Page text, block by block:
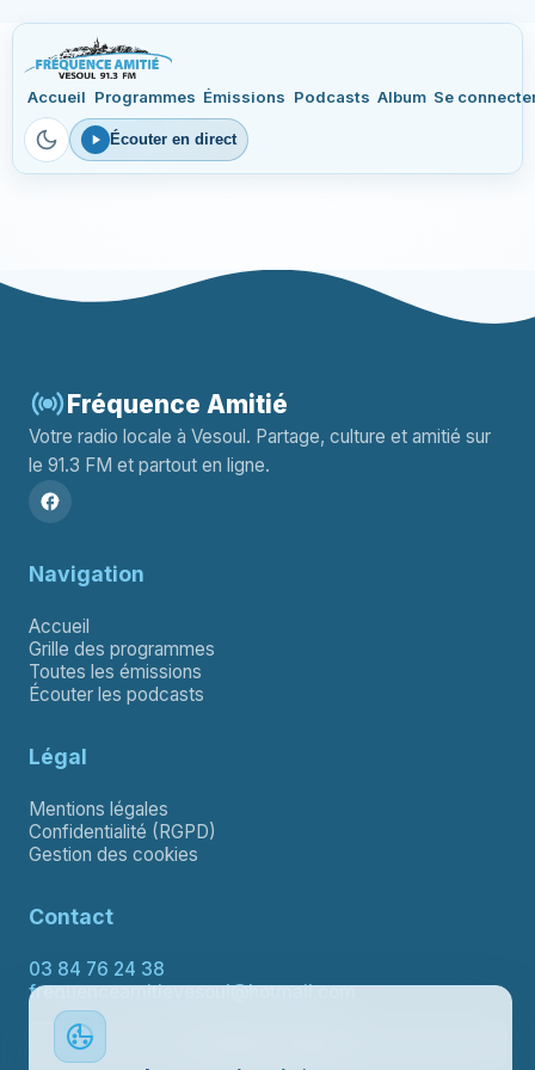
Accueil Programmes Émissions Podcasts Album Se
Écouter en direct
Fréquence Amitié
Votre radio locale à Vesoul. Partage, culture et amitié sur
le 91.3 FM et partout en ligne.
Navigation
Accueil
Grille des programmes
Toutes les émissions
Écouter les podcasts
Légal
Mentions légales
Confidentialité (RGPD)
Gestion des cookies
Contact
03 84 76 24 38
frequenceamitievesoul@hotmail.com